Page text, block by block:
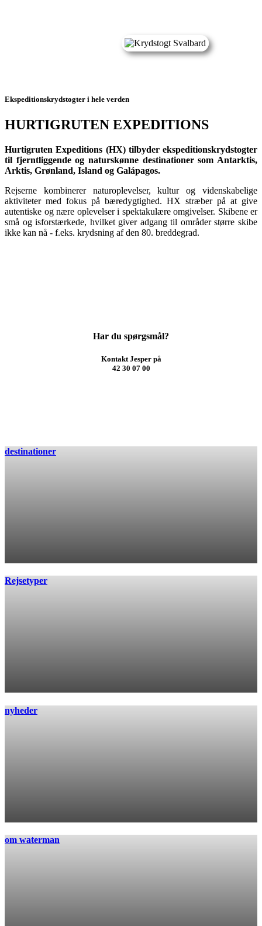
Ekspeditionskrydstogter i hele verden
HURTIGRUTEN EXPEDITIONS
Hurtigruten Expeditions (HX) tilbyder ekspeditionskrydstogter
til fjerntliggende og naturskønne destinationer som Antarktis,
Arktis, Grønland, Island og Galápagos.
Rejserne kombinerer naturoplevelser, kultur og videnskabelige
aktiviteter med fokus på bæredygtighed. HX stræber på at give
autentiske og nære oplevelser i spektakulære omgivelser. Skibene er
små og isforstærkede, hvilket giver adgang til områder større skibe
ikke kan nå - f.eks. krydsning af den 80. breddegrad.
Har du spørgsmål?
Kontakt Jesper på
42 30 07 00
destinationer
Rejsetyper
nyheder
om waterman